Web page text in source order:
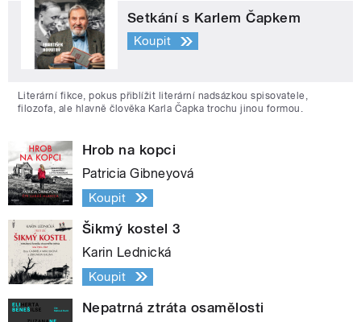
Setkání s Karlem Čapkem
Koupit
Literární fikce, pokus přiblížit literární nadsázkou spisovatele,
filozofa, ale hlavně člověka Karla Čapka trochu jinou formou.
Hrob na kopci
Patricia Gibneyová
Koupit
Šikmý kostel 3
Karin Lednická
Koupit
Nepatrná ztráta osamělosti